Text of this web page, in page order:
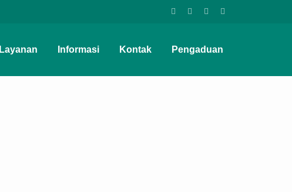
Layanan Informasi Kontak Pengaduan